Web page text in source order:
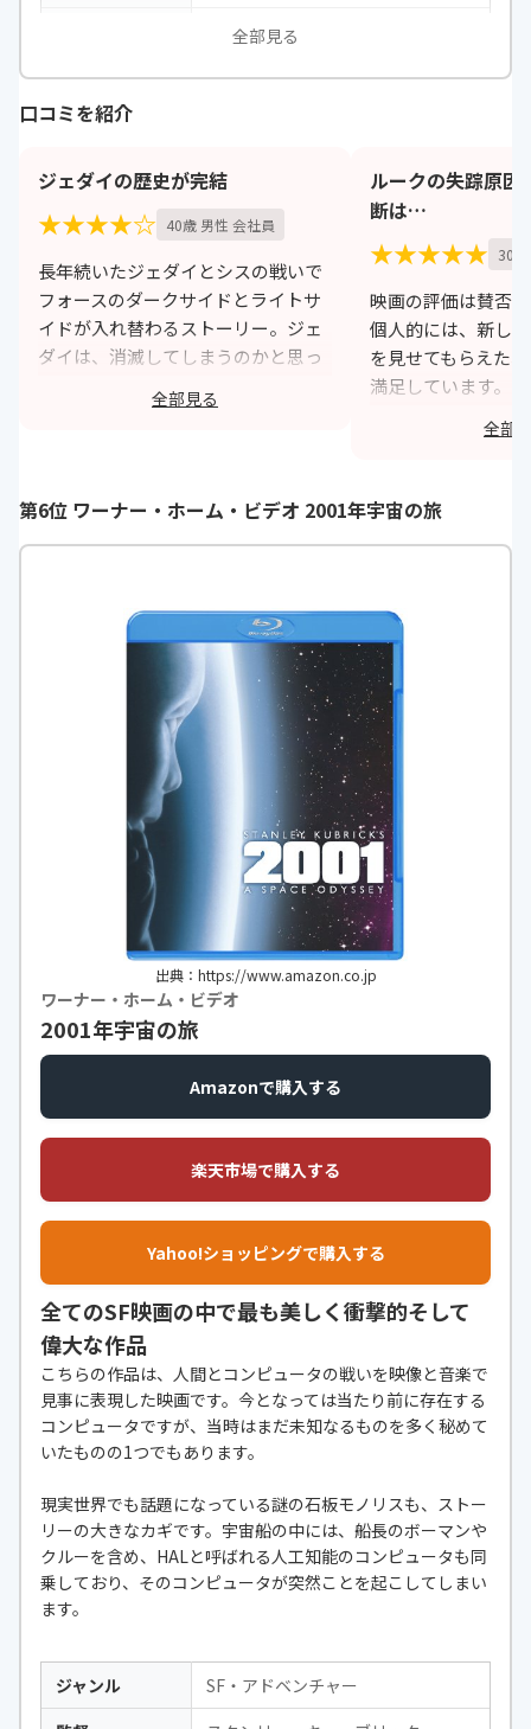
マーク・ハミル、キャリー・フィッ
ジー・リドリーほか
全部見る
口コミを紹介
ジェダイの歴史が完結
★★★★☆ 40歳 男性 会社員
長年続いたジェダイとシスの戦いで
フォースのダークサイドとライトサ
イドが入れ替わるストーリー。ジェ
ダイは、消滅してしまうのかと思っ
ていたらフォースを引き継いでいく
キャラクターが意外に多く現れてシ
https://monita.online
全部見る
ルークの失踪原因
断は…
★★★★★ 30
映画の評価は賛否
個人的には、新し
を見せてもらえた
満足しています。
ている方にとって
であるはずのルー
に対し、新シリー
少しずつ彼の本来
ていくストーリー
形で痛快でした。
全部
第6位 ワーナー・ホーム・ビデオ 2001年宇宙の旅
出典：https://www.amazon.co.jp
ワーナー・ホーム・ビデオ
2001年宇宙の旅
Amazonで購入する
楽天市場で購入する
Yahoo!ショッピングで購入する
全てのSF映画の中で最も美しく衝撃的そして
偉大な作品
こちらの作品は、人間とコンピュータの戦いを映像と音楽で
見事に表現した映画です。今となっては当たり前に存在する
コンピュータですが、当時はまだ未知なるものを多く秘めて
いたものの1つでもあります。
現実世界でも話題になっている謎の石板モノリスも、ストー
リーの大きなカギです。宇宙船の中には、船長のボーマンや
クルーを含め、HALと呼ばれる人工知能のコンピュータも同
乗しており、そのコンピュータが突然ことを起こしてしまい
ます。
ジャンル
SF・アドベンチャー